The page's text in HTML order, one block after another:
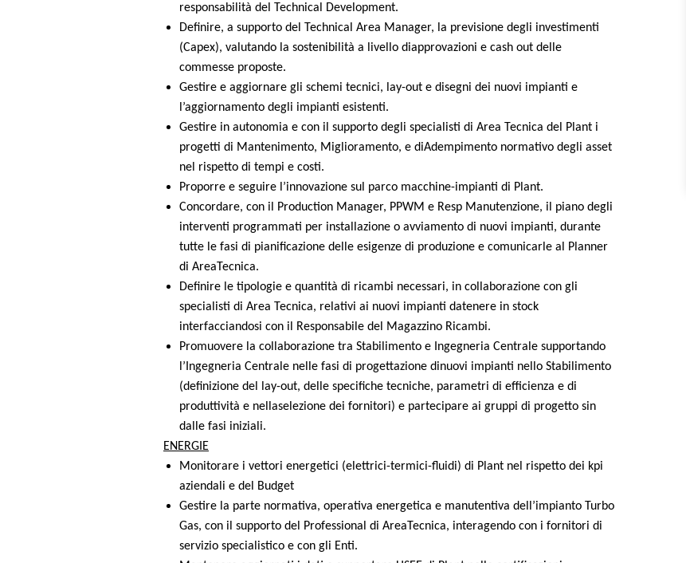
responsabilità del Technical Development.
Definire, a supporto del Technical Area Manager, la previsione degli investimenti
(Capex), valutando la sostenibilità a livello diapprovazioni e cash out delle
commesse proposte.
Gestire e aggiornare gli schemi tecnici, lay-out e disegni dei nuovi impianti e
l’aggiornamento degli impianti esistenti.
Gestire in autonomia e con il supporto degli specialisti di Area Tecnica del Plant i
progetti di Mantenimento, Miglioramento, e diAdempimento normativo degli asset
nel rispetto di tempi e costi.
Proporre e seguire l’innovazione sul parco macchine-impianti di Plant.
Concordare, con il Production Manager, PPWM e Resp Manutenzione, il piano degli
interventi programmati per installazione o avviamento di nuovi impianti, durante
tutte le fasi di pianificazione delle esigenze di produzione e comunicarle al Planner
di AreaTecnica.
Definire le tipologie e quantità di ricambi necessari, in collaborazione con gli
specialisti di Area Tecnica, relativi ai nuovi impianti datenere in stock
interfacciandosi con il Responsabile del Magazzino Ricambi.
Promuovere la collaborazione tra Stabilimento e Ingegneria Centrale supportando
l’Ingegneria Centrale nelle fasi di progettazione dinuovi impianti nello Stabilimento
(definizione del lay-out, delle specifiche tecniche, parametri di efficienza e di
produttività e nellaselezione dei fornitori) e partecipare ai gruppi di progetto sin
dalle fasi iniziali.
ENERGIE
Monitorare i vettori energetici (elettrici-termici-fluidi) di Plant nel rispetto dei kpi
aziendali e del Budget
Gestire la parte normativa, operativa energetica e manutentiva dell’impianto Turbo
Gas, con il supporto del Professional di AreaTecnica, interagendo con i fornitori di
servizio specialistico e con gli Enti.